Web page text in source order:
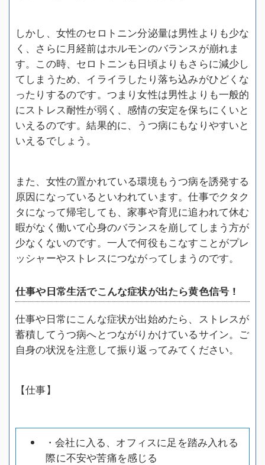
しかし、女性のセロトニン分泌量は男性よりも少な
く、さらに月経前はホルモンのバランスが崩れま
す。この時、セロトニンも日頃よりもさらに減少し
てしまうため、イライラしたり落ち込みがひどくな
ったりするのです。つまり女性は男性よりも一般的
にストレス耐性が弱く、感情の安定を保ちにくいと
いえるのです。結果的に、うつ病にもなりやすいと
いえるでしょう。
また、女性の置かれている環境もうつ病を誘発する
原因になっているといわれています。仕事でクタク
タになって帰宅しても、家事や育児に追われて休む
暇がなく働いて心身のバランスを崩してしまう方が
少なくないのです。一人で何役もこなすことがプレ
ッシャーやストレスにつながってしまうのです。
仕事や日常生活でこんな症状が出たら黄色信号！
仕事や日常にこんな症状が出始めたら、ストレスが
蓄積してうつ病へとつながりかけているサイン。ご
自身の状況を注意して振り返ってみてください。
【仕事】
・会社に入る、オフィスに足を踏み入れる
際に不安や苦痛を感じる